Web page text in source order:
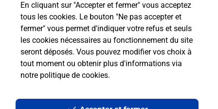
En cliquant sur "Accepter et fermer" vous acceptez
tous les cookies. Le bouton "Ne pas accepter et
fermer" vous permet d'indiquer votre refus et seuls
les cookies nécessaires au fonctionnement du site
seront déposés. Vous pouvez modifier vos choix à
tout moment ou obtenir plus d'informations via
notre politique de cookies.
Localiser Liste Boîtes aux lettres
Deux-Sèvres
Saint Martin De Bernegoue